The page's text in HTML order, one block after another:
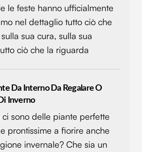
le feste hanno ufficialmente
nel dettaglio tutto ciò che
sua cura, sulla sua
ciò che la riguarda
Da Interno Da Regalare O
Inverno
sono delle piante perfette
prontissime a fiorire anche
invernale? Che sia un